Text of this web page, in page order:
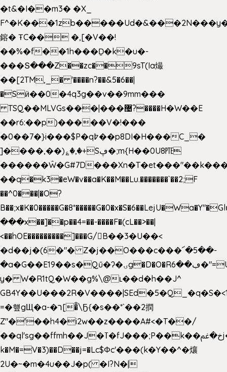
�t&�I��m3� �X_
鎔� ŦC�� �,[�V��!
��%�f��1h���Ḏ�k�u�-
���Տ���Z��zc��9sT(Ia熶
��[2TM,_� '����n?��&5�6��|
�Sӥ��0�4q3g��v��9mm���
TSQ��MLVGs���|���޴?����H�W��E
��r6:��p)�����V�!���
�0��7�}i���$P�q߈��p8DI�H���C_�
]����,��)؏�,�+Sڥ�;m{H��0U8㉐
������Ŵ�G#7D
��q�k3�eW�v��a�K��M��Lu.�������`��2;F
��^0���|�O?
���x��]��p��4=��-����F�(cL��>��|
<��hOE���������]���G/B��3�U��<
�d��j�(6�"� Z�j��O���c���՜�5��-
�a�G��E19��s�Qű�ʔ�ۍg�D�O�Rڢ��6�"=Uh����
y� W�R1tQ�W��g%\@ʟ��d�h��J^
=�헆gЩ�a-�ר[�̐\Ҕ{�s��*`��2撋
Z"�'��h4�i2w��z����A#<�T��/
��ql'sg��ffmh��J�ߠ�fJ���;P��k��خ�ﰬj��0��E8��6G���գN9?
k�M�=V�3)��D��j=�Lc$Φc'���(k�Y��^�爙
2U�~�m�4u��J�p( �I?N�|